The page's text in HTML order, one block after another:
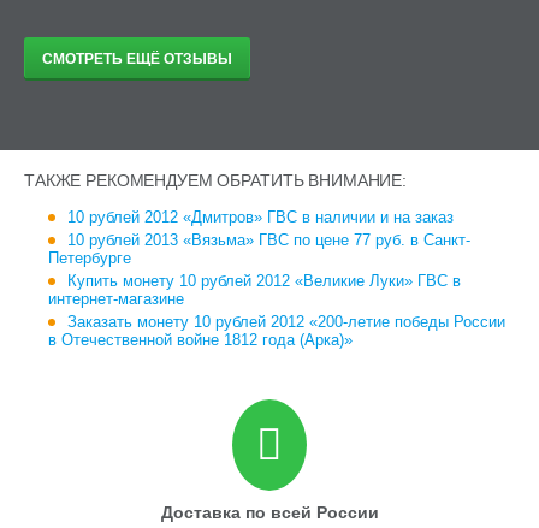
СМОТРЕТЬ ЕЩЁ ОТЗЫВЫ
ТАКЖЕ РЕКОМЕНДУЕМ ОБРАТИТЬ ВНИМАНИЕ:
10 рублей 2012 «Дмитров» ГВС в наличии и на заказ
10 рублей 2013 «Вязьма» ГВС по цене 77 руб. в Санкт-
Петербурге
Купить монету 10 рублей 2012 «Великие Луки» ГВС в
интернет-магазине
Заказать монету 10 рублей 2012 «200-летие победы России
в Отечественной войне 1812 года (Арка)»
Доставка по всей России